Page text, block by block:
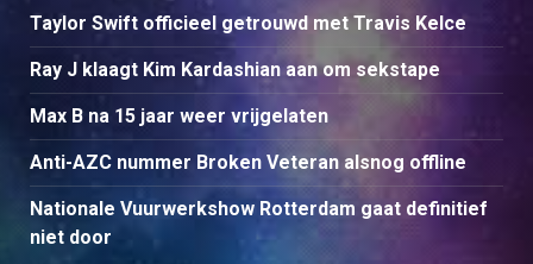
Taylor Swift officieel getrouwd met Travis Kelce
Ray J klaagt Kim Kardashian aan om sekstape
Max B na 15 jaar weer vrijgelaten
Anti-AZC nummer Broken Veteran alsnog offline
Nationale Vuurwerkshow Rotterdam gaat definitief
niet door